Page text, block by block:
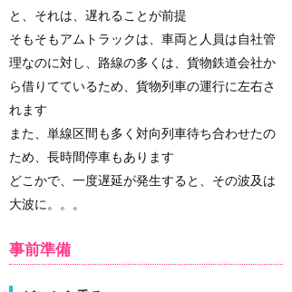
と、それは、遅れることが前提
そもそもアムトラックは、車両と人員は自社管
理なのに対し、路線の多くは、貨物鉄道会社か
ら借りてているため、貨物列車の運行に左右さ
れます
また、単線区間も多く対向列車待ち合わせたの
ため、長時間停車もあります
どこかで、一度遅延が発生すると、その波及は
大波に。。。
事前準備